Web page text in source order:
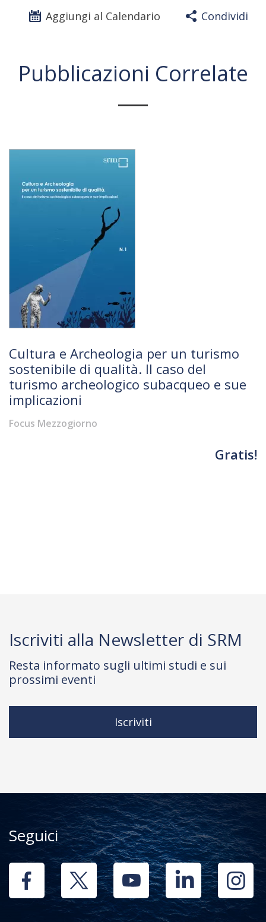
Aggiungi al Calendario Condividi
Pubblicazioni Correlate
Cultura e Archeologia per un turismo
sostenibile di qualità. Il caso del
turismo archeologico subacqueo e sue
implicazioni
Focus Mezzogiorno
Gratis!
Iscriviti alla Newsletter di SRM
Resta informato sugli ultimi studi e sui
prossimi eventi
Iscriviti
Seguici